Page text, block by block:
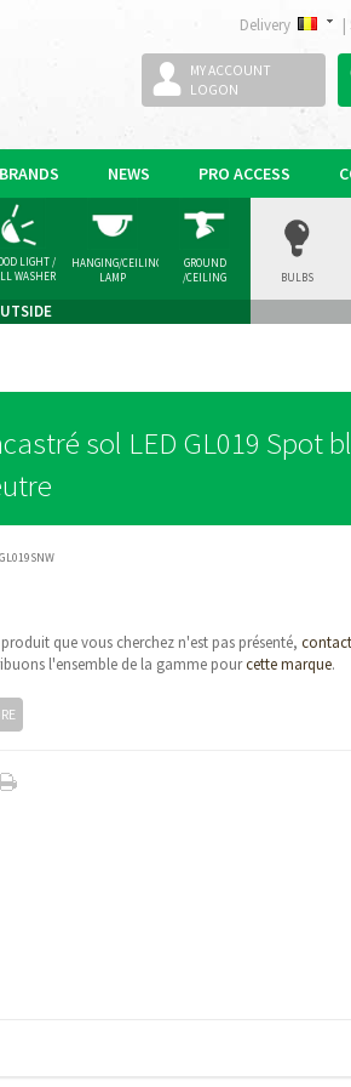
Delivery |
MY ACCOUNT
LOGON
NEWS PRO ACCESS
LIGHT /
WASHER
HANGING/CEILING
LAMP
GROUND
/CEILING
BULBS
sol LED GL019 Spot
GL019SNW
produit que vous cherchez n'est pas présenté,
l'ensemble de la gamme pourcette marque.